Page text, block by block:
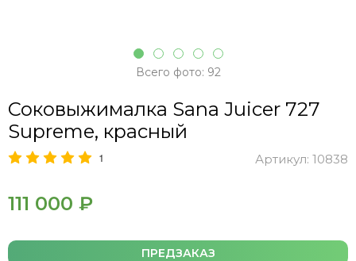
Всего фото: 92
Соковыжималка Sana Juicer 727
Supreme, красный
1 Артикул: 10838
111 000 ₽
ПРЕДЗАКАЗ